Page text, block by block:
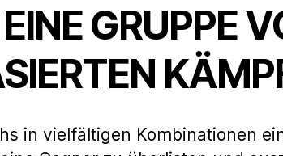
GRUPPE
in vielfältigen Kombinationen